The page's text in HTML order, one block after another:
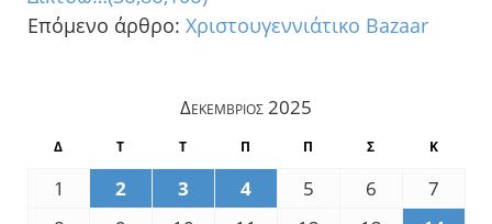
Επόμενο άρθρο: Χριστουγεννιάτικο Bazaar
Δεκέμβριος 2025
Δ Τ Τ Π Π Σ Κ
1 2 3 4 5 6
7